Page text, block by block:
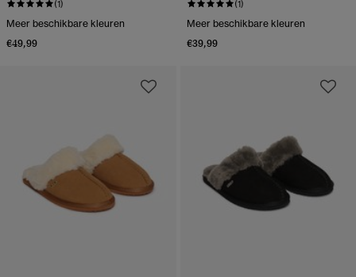
(1)
Meer beschikbare kleuren
€49,99
(1)
Meer beschikbare kleuren
€39,99